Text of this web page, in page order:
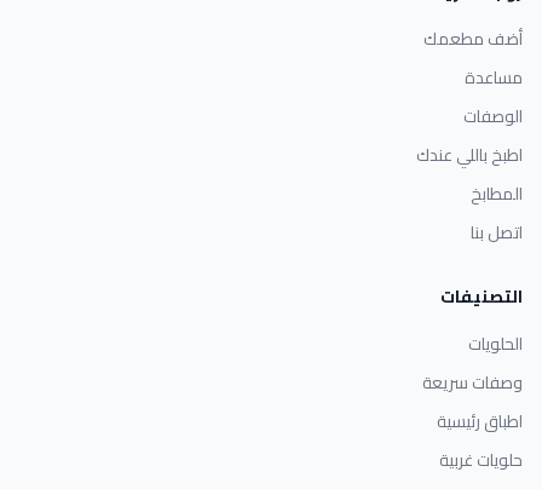
أضف مطعمك
مساعدة
الوصفات
اطبخ باللي عندك
المطابخ
اتصل بنا
التصنيفات
الحلويات
وصفات سريعة
اطباق رئيسية
حلويات غربية